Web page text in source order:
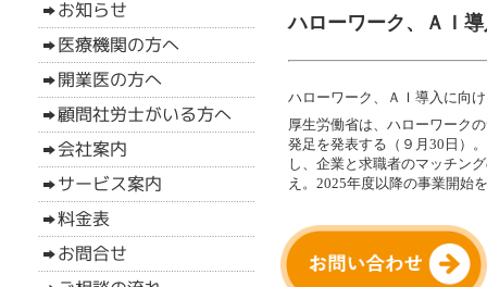
ハローワーク、ＡＩ
ハローワーク、ＡＩ導入に向
厚生労働省は、ハローワーク
発足を発表する（９月30日）
し、企業と求職者のマッチン
え。2025年度以降の事業開始